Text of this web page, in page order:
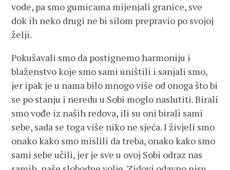
vode, pa smo gumicama mijenjali granice, sve
dok ih neko drugi ne bi silom prepravio po svojoj
želji.
Pokušavali smo da postignemo harmoniju i
blaženstvo koje smo sami uništili i sanjali smo,
jer ipak je u nama bilo mnogo više od onoga što bi
se po stanju i neredu u Sobi moglo naslutiti. Birali
smo vođe iz naših redova, ili su oni birali sami
sebe, sada se toga više niko ne sjeća. I živjeli smo
onako kako smo mislili da treba, onako kako smo
sami sebe učili, jer je sve u ovoj Sobi odraz nas